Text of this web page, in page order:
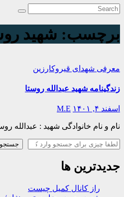
برچسب: شهید
معرفی شهدای قیروکارزین
زندگینامه شهید عبدالله روستا
اسفند ۴, ۱۴۰۱ M.E
نام و نام خانوادگی شهید : عبدالله روستا // محل تولد : ریکان_1340 عضویت : سرباز // محل شهادت : پنجوین
جستجو
جستجو
جدیدترین ها
راز کانال کمیل چیست